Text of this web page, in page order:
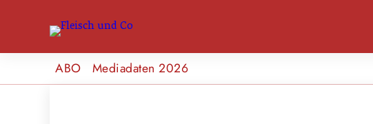
ABO Mediadaten 2026